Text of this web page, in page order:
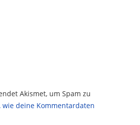
Akismet, um Spam zu
wie deine Kommentardaten